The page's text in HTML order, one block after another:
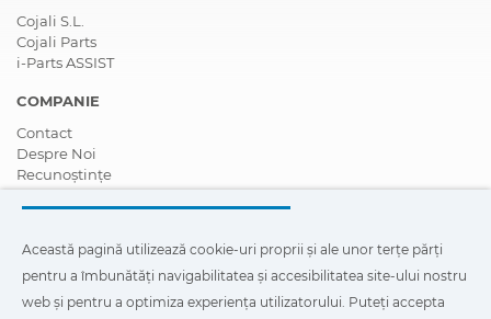
Cojali S.L.
Cojali Parts
i-Parts ASSIST
COMPANIE
Contact
Despre Noi
Recunoștințe
Certificări
Responsabilitate Socială Corporativă
Știri
Videoclipuri
FAQ - Întrebări Frecvente
Această pagină utilizează cookie-uri proprii și ale unor terțe părți
pentru a îmbunătăți navigabilitatea și accesibilitatea site-ului nostru
web și pentru a optimiza experiența utilizatorului. Puteți accepta